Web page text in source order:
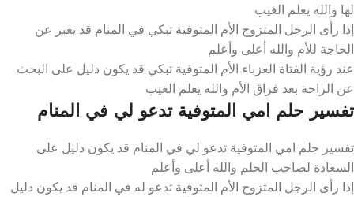
لها والله يعلم الغيب
إذا رأى الرجل المتزوج الأم المتوفية تبكي في المنام قد يعبر عن
الحاجة للأم والله أعلى وأعلم
عند رؤية الفتاة العزباء الأم المتوفية تبكي قد يكون دليل على البحث
عن الراحة بعد فراق الأم والله يعلم الغيب
تفسير حلم امي المتوفية تدعو لي في المنام
تفسير حلم امي المتوفية تدعو لي في المنام قد يكون دليل على
السعادة لصاحب الحلم والله أعلى وأعلم
إذا رأى الرجل المتزوج الأم المتوفية تدعو له في المنام قد يكون دليل